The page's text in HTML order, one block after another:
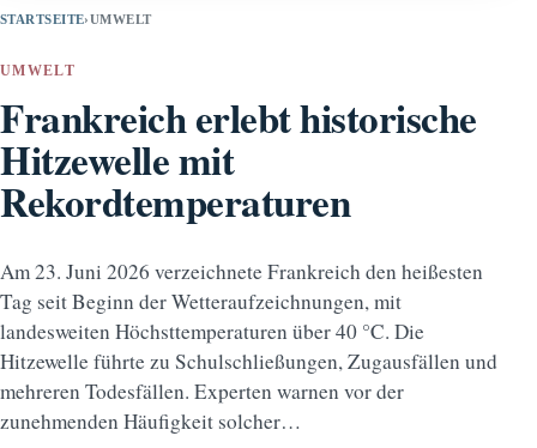
STARTSEITE›UMWELT
UMWELT
Frankreich erlebt historische
Hitzewelle mit
Rekordtemperaturen
Am 23. Juni 2026 verzeichnete Frankreich den heißesten
Tag seit Beginn der Wetteraufzeichnungen, mit
landesweiten Höchsttemperaturen über 40 °C. Die
Hitzewelle führte zu Schulschließungen, Zugausfällen und
mehreren Todesfällen. Experten warnen vor der
zunehmenden Häufigkeit solcher…